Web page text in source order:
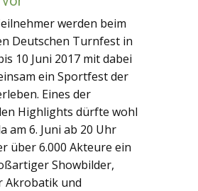
werden beim
Deutschen Turnfest in
10 Juni 2017 mit dabei
ein Sportfest der
Eines der
Highlights dürfte wohl
am 6. Juni ab 20 Uhr
über 6.000 Akteure ein
Showbilder,
Akrobatik und